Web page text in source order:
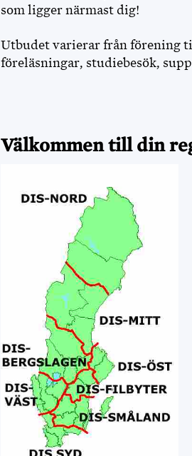
som ligger närmast dig!
Utbudet varierar från förening
föreläsningar, studiebesök,
Välkommen till din